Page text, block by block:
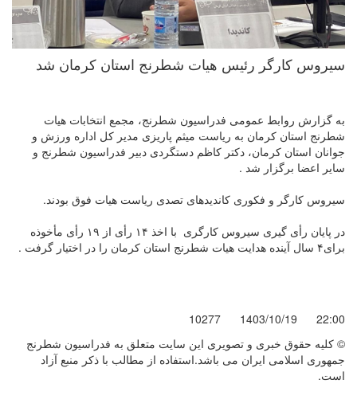
سیروس کارگر رئیس هیات شطرنج استان کرمان شد
به گزارش روابط عمومی فدراسیون شطرنج، مجمع انتخابات هیات
شطرنج استان کرمان به ریاست میثم پاریزی مدیر کل اداره ورزش و
جوانان استان کرمان، دکتر کاظم دستگردی دبیر فدراسیون شطرنج و
سایر اعضا برگزار شد .
سیروس کارگر و فکوری کاندیدهای تصدی ریاست هیات فوق بودند.
در پایان رأی گیری سیروس کارگری با اخذ ۱۴ رأی از ۱۹ رأی مأخوذه
برای۴ سال آینده هدایت هیات شطرنج استان کرمان را در اختیار گرفت .
22:00
1403/10/19
10277
© کليه حقوق خبری و تصويری اين سايت متعلق به فدراسیون شطرنج
جمهوری اسلامی ایران می باشد.استفاده از مطالب با ذكر منبع آزاد
است.